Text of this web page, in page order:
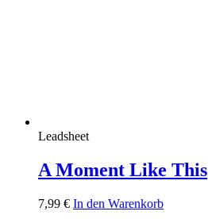
Leadsheet
A Moment Like This
7,99 € In den Warenkorb